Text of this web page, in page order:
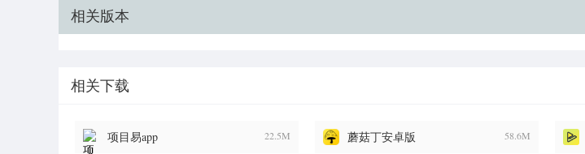
相关版本
相关下载
项目易app 22.5M 蘑菇丁安卓版 58.6M